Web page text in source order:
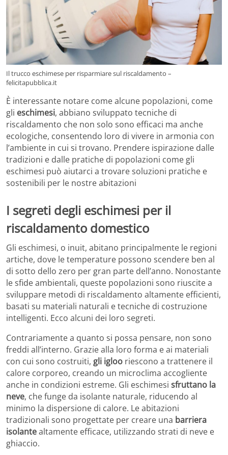
Il trucco eschimese per risparmiare sul riscaldamento –
felicitapubblica.it
È interessante notare come alcune popolazioni, come
gli eschimesi, abbiano sviluppato tecniche di
riscaldamento che non solo sono efficaci ma anche
ecologiche, consentendo loro di vivere in armonia con
l’ambiente in cui si trovano. Prendere ispirazione dalle
tradizioni e dalle pratiche di popolazioni come gli
eschimesi può aiutarci a trovare soluzioni pratiche e
sostenibili per le nostre abitazioni
I segreti degli eschimesi per il
riscaldamento domestico
Gli eschimesi, o inuit, abitano principalmente le regioni
artiche, dove le temperature possono scendere ben al
di sotto dello zero per gran parte dell’anno. Nonostante
le sfide ambientali, queste popolazioni sono riuscite a
sviluppare metodi di riscaldamento altamente efficienti,
basati su materiali naturali e tecniche di costruzione
intelligenti. Ecco alcuni dei loro segreti.
Contrariamente a quanto si possa pensare, non sono
freddi all’interno. Grazie alla loro forma e ai materiali
con cui sono costruiti, gli igloo riescono a trattenere il
calore corporeo, creando un microclima accogliente
anche in condizioni estreme. Gli eschimesi sfruttano la
neve, che funge da isolante naturale, riducendo al
minimo la dispersione di calore. Le abitazioni
tradizionali sono progettate per creare una barriera
isolantealtamente efficace, utilizzando strati di neve e
ghiaccio.